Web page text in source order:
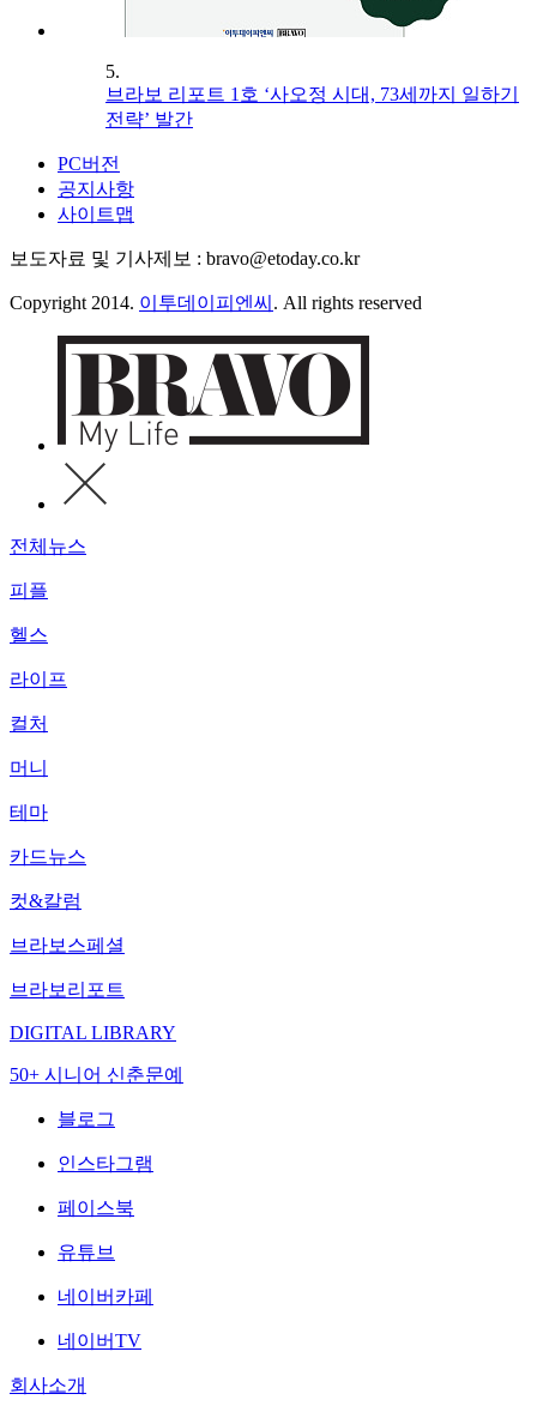
5.
브라보 리포트 1호 ‘사오정 시대, 73세까지 일하기
전략’ 발간
PC버전
공지사항
사이트맵
보도자료 및 기사제보 : bravo@etoday.co.kr
Copyright 2014. 이투데이피엔씨 . All rights reserved
전체뉴스
피플
헬스
라이프
컬처
머니
테마
카드뉴스
컷&칼럼
브라보스페셜
브라보리포트
DIGITAL LIBRARY
50+ 시니어 신춘문예
블로그
인스타그램
페이스북
유튜브
네이버카페
네이버TV
회사소개